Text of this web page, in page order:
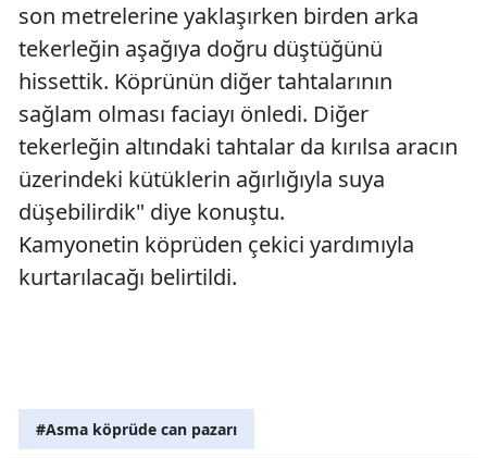
son metrelerine yaklaşırken birden arka
tekerleğin aşağıya doğru düştüğünü
hissettik. Köprünün diğer tahtalarının
sağlam olması faciayı önledi. Diğer
tekerleğin altındaki tahtalar da kırılsa aracın
üzerindeki kütüklerin ağırlığıyla suya
düşebilirdik" diye konuştu.
Kamyonetin köprüden çekici yardımıyla
kurtarılacağı belirtildi.
#Asma köprüde can pazarı